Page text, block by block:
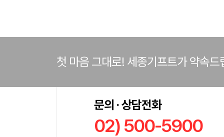
첫 마음 그대로! 세종기프트가 약속드
문의 · 상담전화
02) 500-5900